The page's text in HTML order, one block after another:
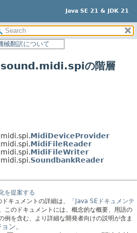
Java SE 21 & JDK 21
械翻訳について
の階層
MidiDeviceProvider
MidiFileReader
MidiFileWriter
SoundbankReader
を提案する
キュメントの詳細は、
「Java SEドキュメンテ
このドキュメントには、概念的な概要、用語の
例を含む、より詳細な開発者向けの説明が含ま
ン。